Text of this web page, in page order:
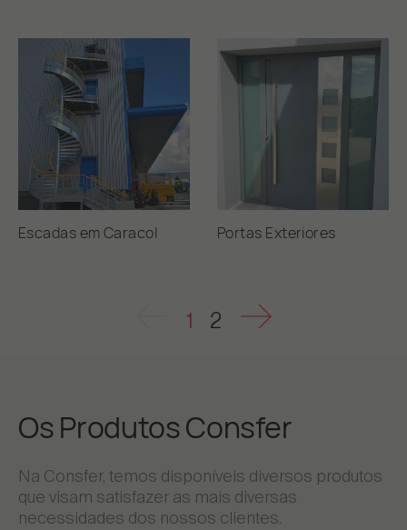
Escadas em Caracol Portas Exteriores
1 2
Os Produtos Consfer
Na Consfer, temos disponíveis diversos produtos
que visam satisfazer as mais diversas
necessidades dos nossos clientes.